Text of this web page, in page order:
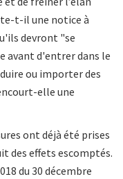
t-il une notice à
devront "se
avant d'entrer dans le
ou importer des
elle une
ont déjà été prises
des effets escomptés.
du 30 décembre